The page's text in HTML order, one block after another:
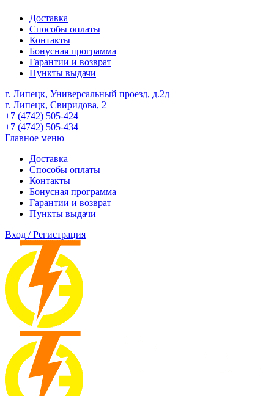
Доставка
Способы оплаты
Контакты
Бонусная программа
Гарантии и возврат
Пункты выдачи
г. Липецк, Универсальный проезд, д.2д
г. Липецк, Свиридова, 2
+7 (4742) 505-424
+7 (4742) 505-434
Главное меню
Доставка
Способы оплаты
Контакты
Бонусная программа
Гарантии и возврат
Пункты выдачи
Вход / Регистрация